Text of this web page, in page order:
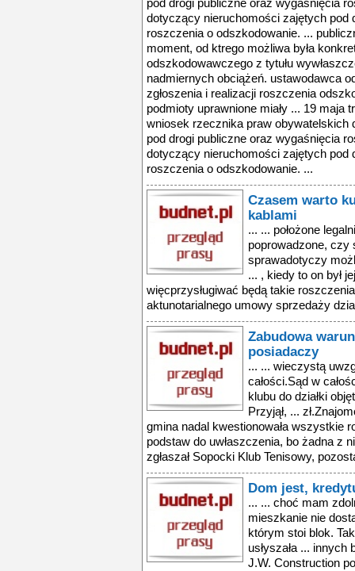
pod drogi publiczne oraz wygaśnięcia
dotyczący nieruchomości zajętych pod
roszczenia o odszkodowanie. ...
moment, od ktrego możliwa była
odszkodowawczego z tytułu
nadmiernych obciążeń. ustawodawca
zgłoszenia i realizacji roszczenia
podmioty uprawnione miały ... 19 maja
wniosek rzecznika praw
pod drogi publiczne oraz wygaśnięcia
dotyczący nieruchomości zajętych pod
roszczenia o odszkodowanie. ...
Czasem warto
kablami
... ... położone
poprowadzone, czy
sprawadotyczy
... , kiedy to on był
więcprzysługiwać będą takie
aktunotarialnego umowy sprzedaży
Zabudowa
posiadaczy
... ... wieczystą
całości.Sąd w
klubu do działki
Przyjął, ...
gmina nadal kwestionowała wszystkie
podstaw do uwłaszczenia, bo żadna z
zgłaszał Sopocki Klub Tenisowy,
Dom jest,
... ... choć mam
mieszkanie nie
którym stoi blok.
usłyszała ...
J.W. Construction